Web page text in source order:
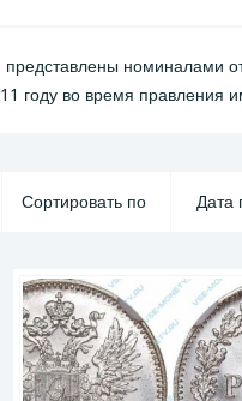
номиналами
году во время правления
Сортировать по